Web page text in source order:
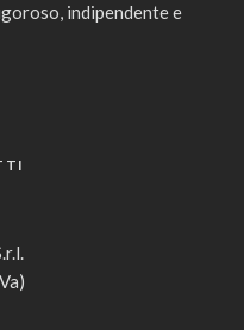
indipendente e